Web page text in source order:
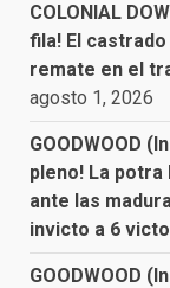
COLONIAL
fila! El castrado
remate en el
agosto 1, 2026
GOODWOOD
pleno! La potra
ante las
invicto a 6
GOODWOOD